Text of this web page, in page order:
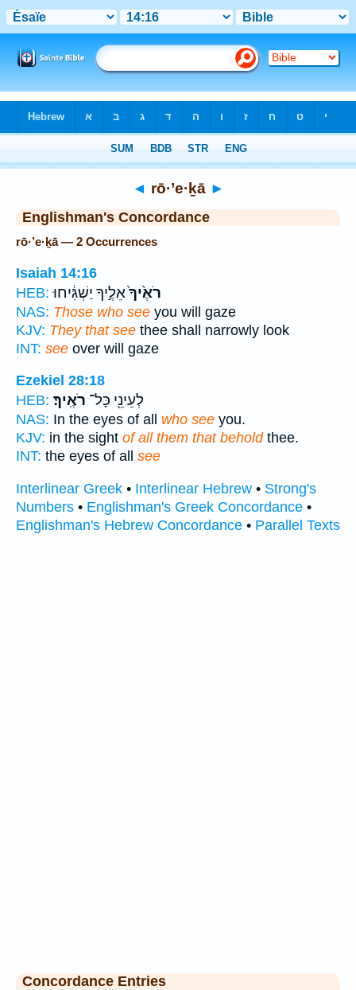
◄ rō·’e·ḵā ►
Englishman's Concordance
rō·’e·ḵā — 2 Occurrences
Isaiah 14:16
HEB:
רֹאֶ֙יךָ֙אֵלֶ֣יךָ יַשְׁגִּ֔יחוּ
NAS: Those who see you will gaze
KJV: They that see thee shall narrowly look
INT: see over will gaze
Ezekiel 28:18
HEB:
לְעֵינֵ֖י כָּל־ רֹאֶֽיךָ׃
NAS: In the eyes of all who see you.
KJV: in the sight of all them that beholdthee.
INT: the eyes of all see
Interlinear Greek • Interlinear Hebrew • Strong's
Numbers • Englishman's Greek Concordance •
Englishman's Hebrew Concordance • Parallel Texts
Concordance Entries